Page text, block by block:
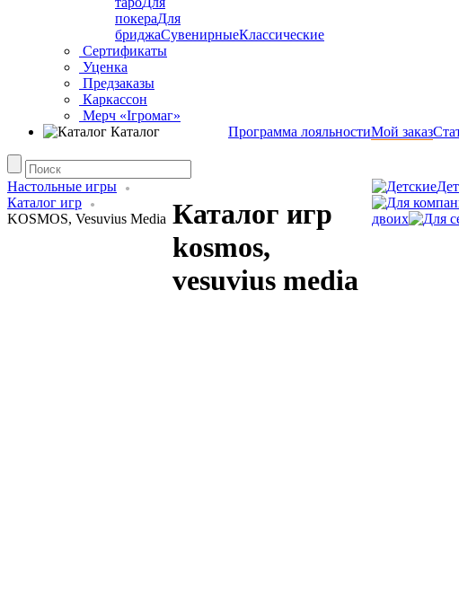
покераДля
бриджаСувенирныеКлассические
Сертификаты
Уценка
Предзаказы
Каркассон
Мерч «Ігромаг»
Каталог
Программа лояльностиМой заказ
Настольные игры
Каталог игр
KOSMOS, Vesuvius Media Каталог игр
kosmos,
vesuvius media
двоих